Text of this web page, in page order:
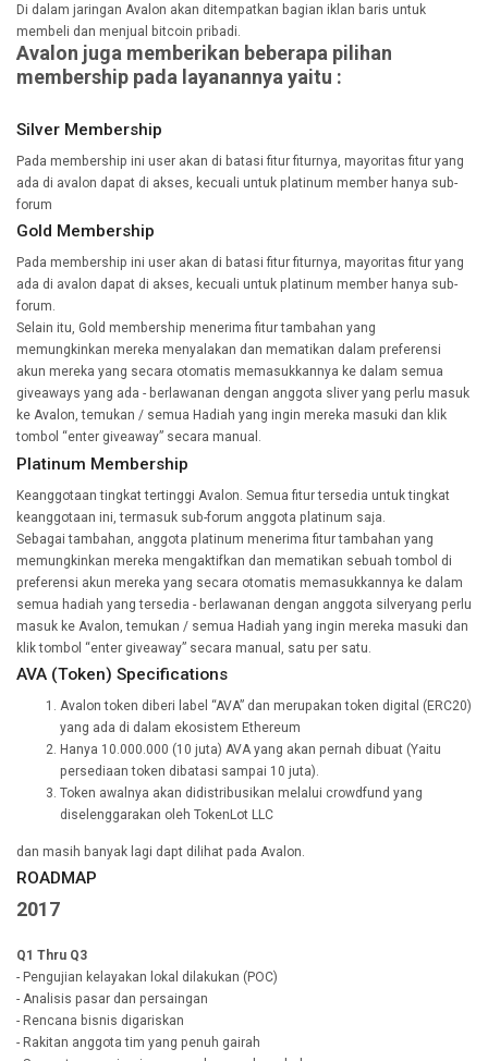
Di dalam jaringan Avalon akan ditempatkan bagian iklan baris untuk
membeli dan menjual bitcoin pribadi.
Avalon juga memberikan beberapa pilihan
membership pada layanannya yaitu :
Silver Membership
Pada membership ini user akan di batasi fitur fiturnya, mayoritas fitur yang
ada di avalon dapat di akses, kecuali untuk platinum member hanya sub-
forum
Gold Membership
Pada membership ini user akan di batasi fitur fiturnya, mayoritas fitur yang
ada di avalon dapat di akses, kecuali untuk platinum member hanya sub-
forum.
Selain itu, Gold membership menerima fitur tambahan yang
memungkinkan mereka menyalakan dan mematikan dalam preferensi
akun mereka yang secara otomatis memasukkannya ke dalam semua
giveaways yang ada - berlawanan dengan anggota sliver yang perlu masuk
ke Avalon, temukan / semua Hadiah yang ingin mereka masuki dan klik
tombol “enter giveaway” secara manual.
Platinum Membership
Keanggotaan tingkat tertinggi Avalon. Semua fitur tersedia untuk tingkat
keanggotaan ini, termasuk sub-forum anggota platinum saja.
Sebagai tambahan, anggota platinum menerima fitur tambahan yang
memungkinkan mereka mengaktifkan dan mematikan sebuah tombol di
preferensi akun mereka yang secara otomatis memasukkannya ke dalam
semua hadiah yang tersedia - berlawanan dengan anggota silveryang perlu
masuk ke Avalon, temukan / semua Hadiah yang ingin mereka masuki dan
klik tombol “enter giveaway” secara manual, satu per satu.
AVA (Token) Specifications
Avalon token diberi label “AVA” dan merupakan token digital (ERC20)
yang ada di dalam ekosistem Ethereum
Hanya 10.000.000 (10 juta) AVA yang akan pernah dibuat (Yaitu
persediaan token dibatasi sampai 10 juta).
Token awalnya akan didistribusikan melalui crowdfund yang
diselenggarakan oleh TokenLot LLC
dan masih banyak lagi dapt dilihat pada Avalon.
ROADMAP
2017
Q1 Thru Q3
- Pengujian kelayakan lokal dilakukan (POC)
- Analisis pasar dan persaingan
- Rencana bisnis digariskan
- Rakitan anggota tim yang penuh gairah